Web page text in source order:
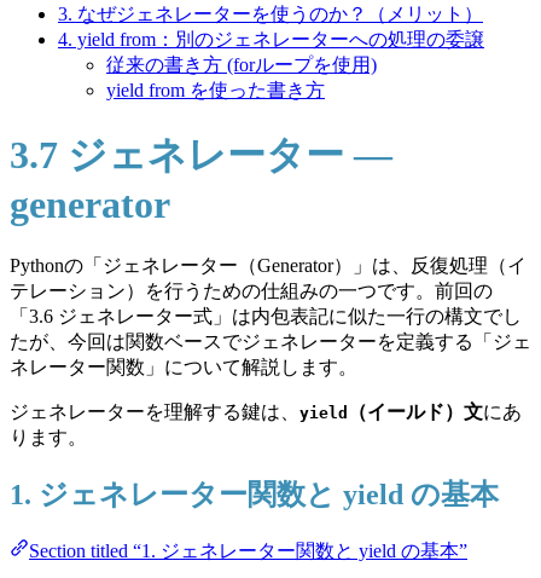
3. なぜジェネレーターを使うのか？（メリット）
4. yield from：別のジェネレーターへの処理の委譲
従来の書き方 (forループを使用)
yield from を使った書き方
3.7 ジェネレーター —
generator
Pythonの「ジェネレーター（Generator）」は、反復処理（イ
テレーション）を行うための仕組みの一つです。前回の
「3.6 ジェネレーター式」は内包表記に似た一行の構文でし
たが、今回は関数ベースでジェネレーターを定義する「ジェ
ネレーター関数」について解説します。
ジェネレーターを理解する鍵は、 yield （イールド）文にあ
ります。
1. ジェネレーター関数と yield の基本
Section titled “1. ジェネレーター関数と yield の基本”